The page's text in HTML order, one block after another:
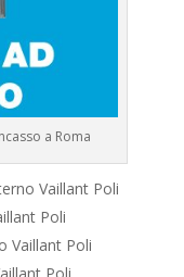
a Roma
Vaillant Poli
Poli
Vaillant Poli